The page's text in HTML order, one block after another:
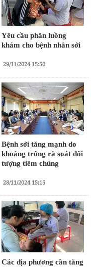
Yêu cầu phân luồng
khám cho bệnh nhân sởi
29/11/2024 15:50
Bệnh sởi tăng mạnh do
khoảng trống rà soát đối
tượng tiêm chủng
28/11/2024 15:15
Các địa phương cần tăng